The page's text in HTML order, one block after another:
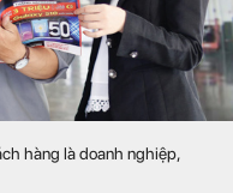
hàng là doanh nghiệp,